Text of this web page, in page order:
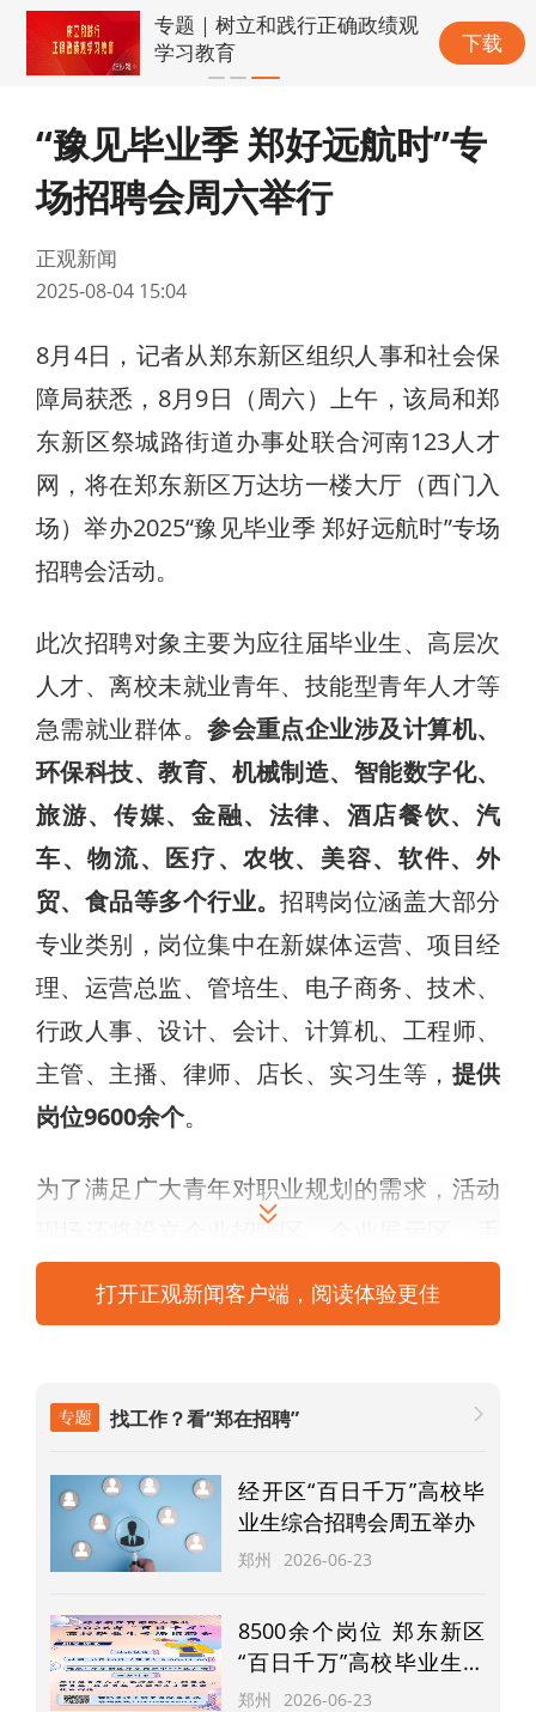
专题｜树立和践行正确政绩观
学习教育
下载
“豫见毕业季 郑好远航时”专
场招聘会周六举行
正观新闻
2025-08-04 15:04
8月4日，记者从郑东新区组织人事和社会保
障局获悉，8月9日（周六）上午，该局和郑
东新区祭城路街道办事处联合河南123人才
网，将在郑东新区万达坊一楼大厅（西门入
场）举办2025“豫见毕业季 郑好远航时”专场
招聘会活动。
此次招聘对象主要为应往届毕业生、高层次
人才、离校未就业青年、技能型青年人才等
急需就业群体。参会重点企业涉及计算机、
环保科技、教育、机械制造、智能数字化、
旅游、传媒、金融、法律、酒店餐饮、汽
车、物流、医疗、农牧、美容、软件、外
贸、食品等多个行业。招聘岗位涵盖大部分
专业类别，岗位集中在新媒体运营、项目经
理、运营总监、管培生、电子商务、技术、
行政人事、设计、会计、计算机、工程师、
主管、主播、律师、店长、实习生等， 提供
岗位9600余个。
为了满足广大青年对职业规划的需求，活动
现场还将设立企业招聘区、企业展示区、手
机端扫码投递简历等方式，以便多元化服务
求职者，进一步为求职青年进行岗位匹配和
招聘会时间：8月9日（周六）10：00-13：
00
招聘会地址：郑东新区万达坊一楼大厅西门
到）
咨询电话：0371-65510123
打开正观新闻客户端，阅读体验更佳
找工作？看“郑在招聘”
经开区“百日千万”高校毕
业生综合招聘会周五举办
郑州 2026-06-23
8500余个岗位 郑东新区
“百日千万”高校毕业生专
场招聘会周五举行
郑州 2026-06-23